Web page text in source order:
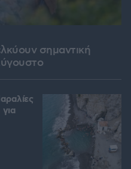
σημαντική